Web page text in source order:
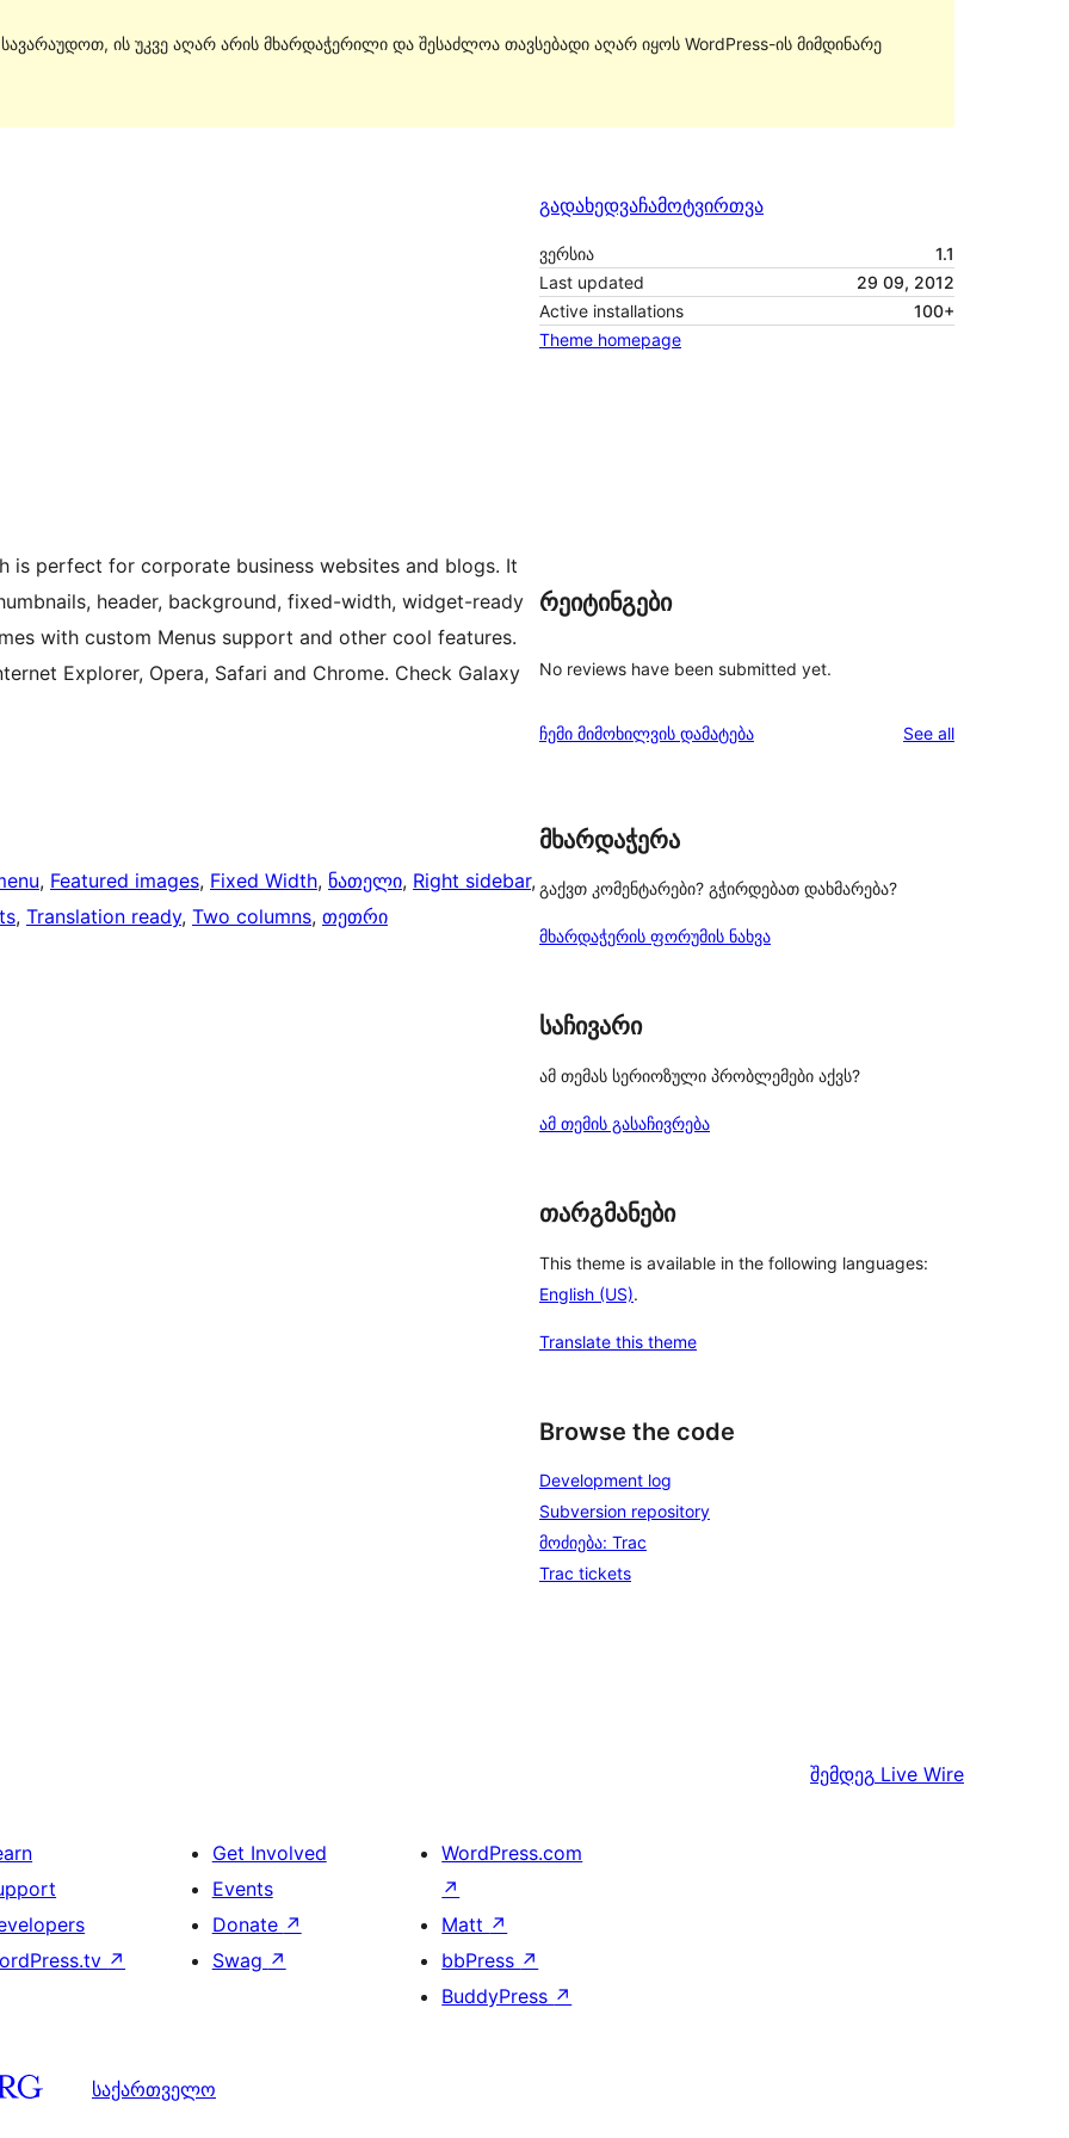
ის უკვე აღარ არის მხარდაჭერილი და შესაძლოა თავსებადი აღარ იყოს WordPress-ის მიმდინარე
გადახედვაჩამოტვირთვა
ვერსია
1.1
Last updated
29 09, 2012
Active installations
100+
Theme homepage
is perfect for corporate business websites and blogs. It
header, background, fixed-width, widget-ready
with custom Menus support and other cool features.
Explorer, Opera, Safari and Chrome. Check Galaxy
, Featured images, Fixed Width, ნათელი, Right sidebar ,
, Translation ready, Two columns, თეთრი
რეიტინგები
No reviews have been submitted yet.
ჩემი მიმოხილვის დამატება See allreviews
მხარდაჭერა
გაქვთ კომენტარები? გჭირდებათ დახმარება?
მხარდაჭერის ფორუმის ნახვა
საჩივარი
ამ თემას სერიოზული პრობლემები აქვს?
ამ თემის გასაჩივრება
თარგმანები
This theme is available in the following languages:
English (US).
Translate this theme
Browse the code
Development log
Subversion repository
მოძიება: Trac
Trac tickets
შემდეგ Live Wire
↗
Get Involved
Events
Donate ↗
Swag ↗
WordPress.com
↗
Matt ↗
bbPress ↗
BuddyPress ↗
საქართველო